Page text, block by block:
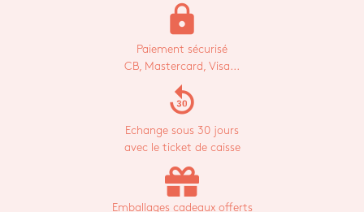
lock
Paiement sécurisé
CB, Mastercard, Visa...
replay_30
Echange sous 30 jours
avec le ticket de caisse
Emballages cadeaux offerts